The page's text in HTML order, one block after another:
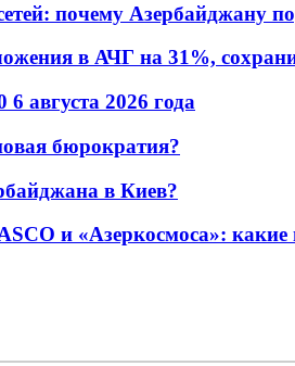
почему Азербайджану
в АЧГ на 31%,
августа 2026 года
бюрократия?
в Киев?
и «Азеркосмоса»: какие